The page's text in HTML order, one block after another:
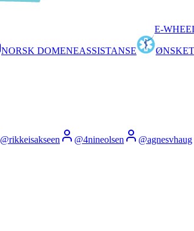
E-
NORSK DOMENEASSISTANSE
@rikkeisakseen @4nineolsen @agnesvhaug